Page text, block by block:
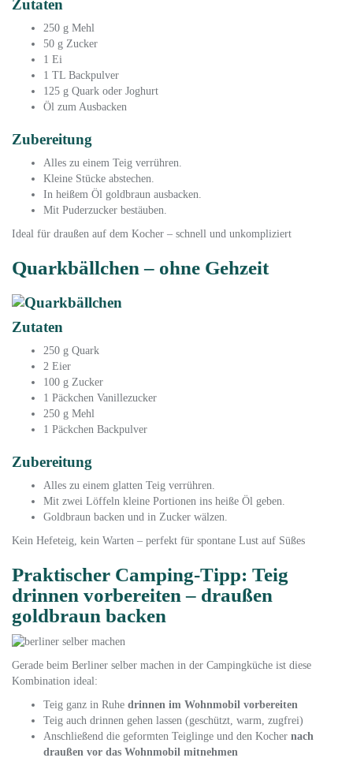
Zutaten
250 g Mehl
50 g Zucker
1 Ei
1 TL Backpulver
125 g Quark oder Joghurt
Öl zum Ausbacken
Zubereitung
Alles zu einem Teig verrühren.
Kleine Stücke abstechen.
In heißem Öl goldbraun ausbacken.
Mit Puderzucker bestäuben.
Ideal für draußen auf dem Kocher – schnell und unkompliziert
Quarkbällchen – ohne Gehzeit
Zutaten
250 g Quark
2 Eier
100 g Zucker
1 Päckchen Vanillezucker
250 g Mehl
1 Päckchen Backpulver
Zubereitung
Alles zu einem glatten Teig verrühren.
Mit zwei Löffeln kleine Portionen ins heiße Öl geben.
Goldbraun backen und in Zucker wälzen.
Kein Hefeteig, kein Warten – perfekt für spontane Lust auf Süßes
Praktischer Camping-Tipp: Teig
drinnen vorbereiten – draußen
goldbraun backen
Gerade beim Berliner selber machen in der Campingküche ist diese
Kombination ideal:
Teig ganz in Ruhe drinnen im Wohnmobil vorbereiten
Teig auch drinnen gehen lassen (geschützt, warm, zugfrei)
Anschließend die geformten Teiglinge und den Kocher nach
draußen vor das Wohnmobil mitnehmen